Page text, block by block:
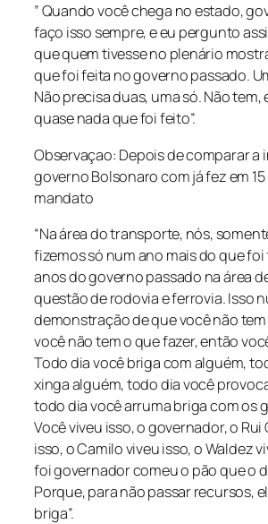
” Quando você chega no estado,
faço isso sempre, e eu pergunto
que quem tivesse no plenário
que foi feita no governo passado.
Não precisa duas, uma só. Não
quase nada que foi feito”.
Observaçao: Depois de comparar a
governo Bolsonaro com já fez em
mandato
“Na área do transporte, nós,
fizemos só num ano mais do que
anos do governo passado na área
questão de rodovia e ferrovia. Isso
demonstração de que você não
você não tem o que fazer, então
Todo dia você briga com alguém,
xinga alguém, todo dia você
todo dia você arruma briga com os
Você viveu isso, o governador, o Rui
isso, o Camilo viveu isso, o Waldez
foi governador comeu o pão que o
Porque, para não passar recursos,
briga”.